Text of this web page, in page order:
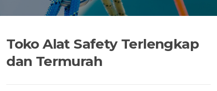
Toko Alat Safety Terlengkap
dan Termurah